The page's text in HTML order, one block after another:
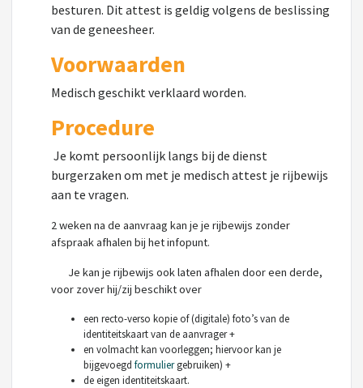
besturen. Dit attest is geldig volgens de beslissing
van de geneesheer.
Voorwaarden
Medisch geschikt verklaard worden.
Procedure
Je komt persoonlijk langs bij de dienst
burgerzaken om met je medisch attest je rijbewijs
aan te vragen.
2 weken na de aanvraag kan je je rijbewijs zonder
afspraak afhalen bij het infopunt.
Je kan je rijbewijs ook laten afhalen door een derde,
voor zover hij/zij beschikt over
een recto-verso kopie of (digitale) foto’s van de
identiteitskaart van de aanvrager +
en volmacht kan voorleggen; hiervoor kan je
bijgevoegd formuliergebruiken) +
de eigen identiteitskaart.